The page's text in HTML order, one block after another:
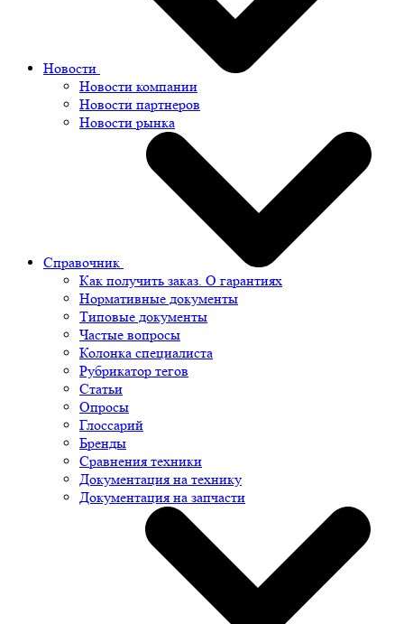
Новости
Новости компании
Новости партнеров
Новости рынка
Справочник
Как получить заказ. О гарантиях
Нормативные документы
Типовые документы
Частые вопросы
Колонка специалиста
Рубрикатор тегов
Статьи
Опросы
Глоссарий
Бренды
Сравнения техники
Документация на технику
Документация на запчасти